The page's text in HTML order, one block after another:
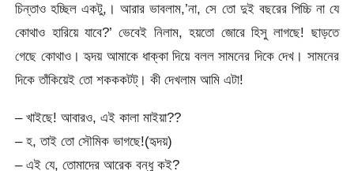
চিন্তাও হচ্ছিল একটু,। আরার ভাবলাম,’না, সে তো দুই বছরের পিচ্চি না যে
কোথাও হারিয়ে যাবে?’ ভেবেই নিলাম, হয়তো জোরে হিসু লাগছে! ছাড়তে
গেছে কোথাও। হৃদয় আমাকে ধাক্কা দিয়ে বলল সামনের দিকে দেখ। সামনের
দিকে তাঁকিয়েই তো শকককটট্। কী দেখলাম আমি এটা!
– খাইছে! আবারও, এই কালা মাইয়া??
– হ, তাই তো সৌমিক ভাগছে!(হৃদয়)
– এই যে, তোমাদের আরেক বন্ধু কই?